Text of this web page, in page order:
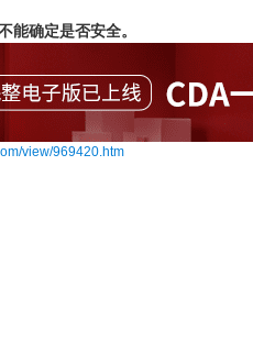
能确定是否安全。
view/969420.htm